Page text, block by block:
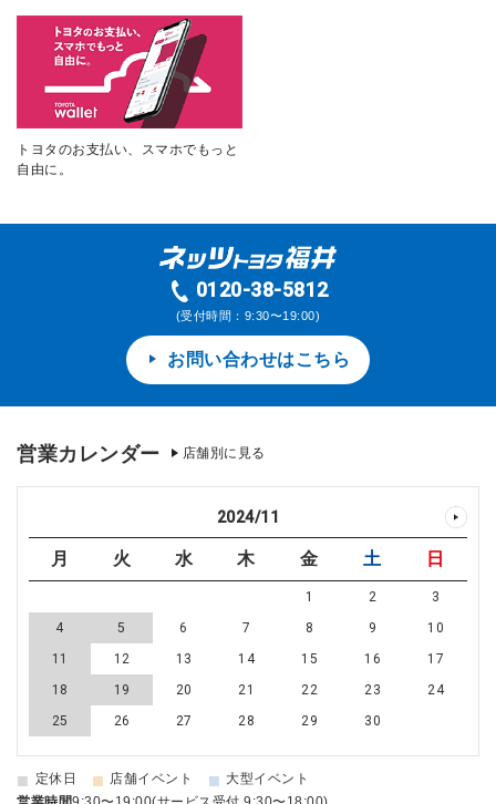
トヨタのお支払い、スマホでもっと
自由に。
0120-38-5812
(受付時間：9:30〜19:00)
お問い合わせはこちら
営業カレンダー 店舗別に見る
2024/11
月 火 水 木 金 土 日
1 2
3
4
5 6 7 8 9
10
11
12 13 14 15 16
17
18
19 20 21 22 23
24
25
26 27 28 29 30
■ 定休日 ■ 店舗イベント ■ 大型イベント